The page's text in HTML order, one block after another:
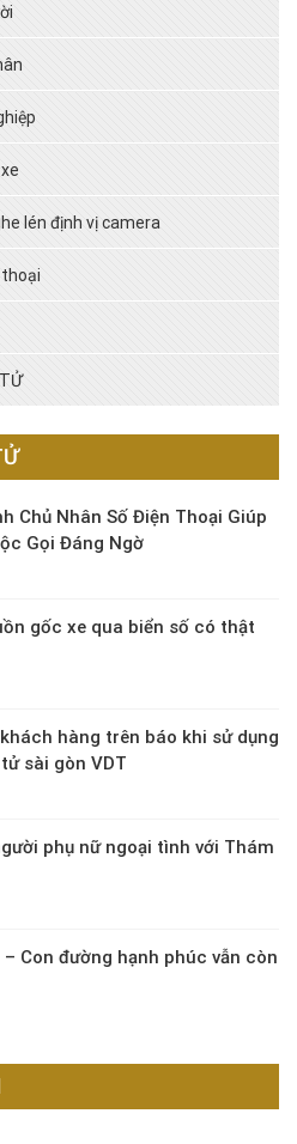
lén định vị camera
thoại
Chủ Nhân Số Điện Thoại Giúp
Gọi Đáng Ngờ
gốc xe qua biển số có thật
hàng trên báo khi sử dụng
sài gòn VDT
phụ nữ ngoại tình với Thám
Con đường hạnh phúc vẫn còn